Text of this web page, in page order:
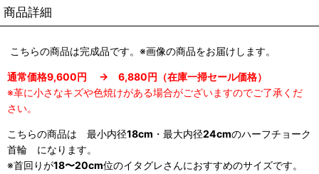
商品詳細
こちらの商品は完成品です。※画像の商品をお届けします。
通常価格9,600円 → 6,880円（在庫一掃セール価格）
※革に小さなキズや色焼けがある場合がございますのでご了承くだ
さい。
こちらの商品は 最小内径18cm ・最大内径24cmのハーフチョーク
首輪 になります。
※首回りが18〜20cm位のイタグレさんにおすすめのサイズです。